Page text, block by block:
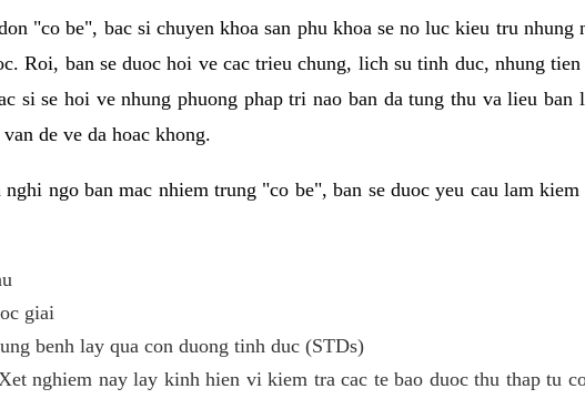
"co be", bac si chuyen khoa san phu khoa se no luc kieu tru nhung
Roi, ban se duoc hoi ve cac trieu chung, lich su tinh duc, nhung
si se hoi ve nhung phuong phap tri nao ban da tung thu va lieu
de ve da hoac khong.
ngo ban mac nhiem trung "co be", ban se duoc yeu cau lam
giai
benh lay qua con duong tinh duc (STDs)
nghiem nay lay kinh hien vi kiem tra cac te bao duoc thu thap tu